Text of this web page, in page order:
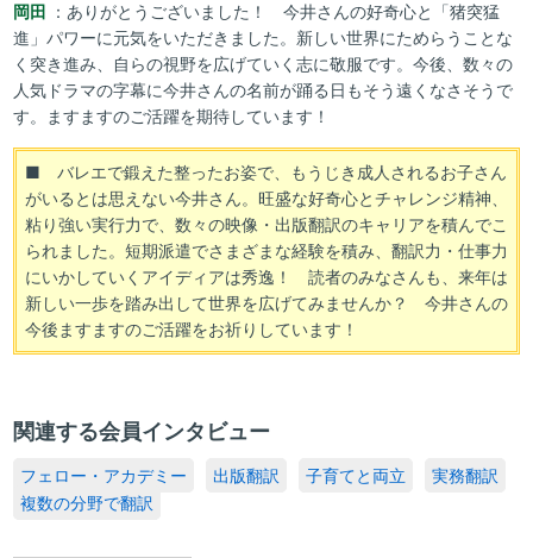
岡田 ：ありがとうございました！ 今井さんの好奇心と「猪突猛
進」パワーに元気をいただきました。新しい世界にためらうことな
く突き進み、自らの視野を広げていく志に敬服です。今後、数々の
人気ドラマの字幕に今井さんの名前が踊る日もそう遠くなさそうで
す。ますますのご活躍を期待しています！
■ バレエで鍛えた整ったお姿で、もうじき成人されるお子さん
がいるとは思えない今井さん。旺盛な好奇心とチャレンジ精神、
粘り強い実行力で、数々の映像・出版翻訳のキャリアを積んでこ
られました。短期派遣でさまざまな経験を積み、翻訳力・仕事力
にいかしていくアイディアは秀逸！ 読者のみなさんも、来年は
新しい一歩を踏み出して世界を広げてみませんか？ 今井さんの
今後ますますのご活躍をお祈りしています！
関連する会員インタビュー
フェロー・アカデミー 出版翻訳 子育てと両立
実務翻訳
複数の分野で翻訳